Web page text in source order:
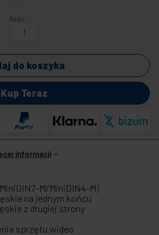
Ilość
do koszyka
Kup Teraz
informacji
M/MiniDIN4-M)
na jednym końcu
z drugiej strony
sprzętu wideo